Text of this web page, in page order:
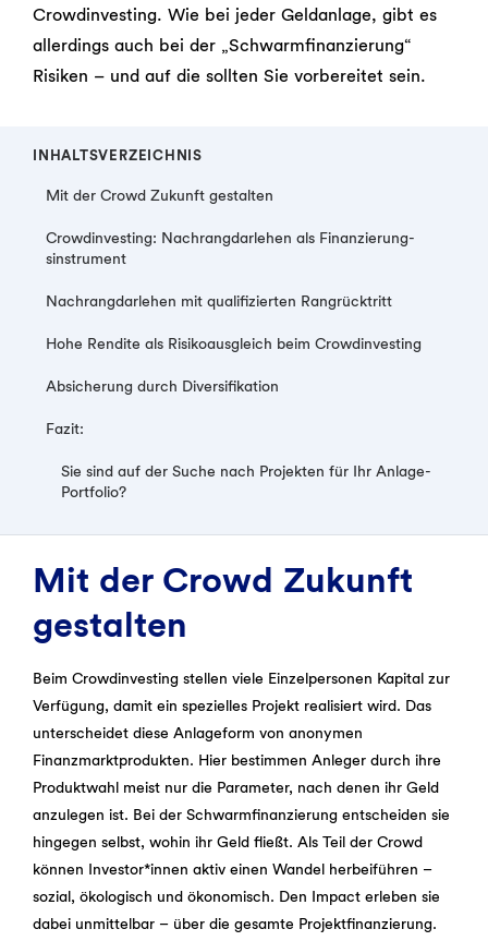
Crowdinvesting. Wie bei jeder Geldanlage, gibt es
allerdings auch bei der „Schwarmfinanzierung“
Risiken – und auf die sollten Sie vorbereitet sein.
INHALTSVERZEICHNIS
Mit der Crowd Zukunft gestalten
Crowdinvesting: Nach­rangdarlehen als Finanzierung­
sinstrument
Nachrangdarlehen mit qualifizierten Rangrücktritt
Hohe Rendite als Risikoausgleich beim Crowdinvesting
Absicherung durch Diversifikation
Fazit:
Sie sind auf der Suche nach Projekten für Ihr Anlage-
Portfolio?
Mit der Crowd Zukunft
gestalten
Beim Crowdinvesting stellen viele Einzelpersonen Kapital zur
Verfügung, damit ein spezielles Projekt realisiert wird. Das
unterscheidet diese Anlageform von anonymen
Finanzmarktprodukten. Hier bestimmen Anleger durch ihre
Produktwahl meist nur die Parameter, nach denen ihr Geld
anzulegen ist. Bei der Schwarmfinanzierung entscheiden sie
hingegen selbst, wohin ihr Geld fließt. Als Teil der Crowd
können Investor*innen aktiv einen Wandel herbeiführen –
sozial, ökologisch und ökonomisch. Den Impact erleben sie
dabei unmittelbar – über die gesamte Projektfinanzierung.